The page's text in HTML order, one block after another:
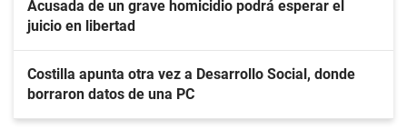
Acusada de un grave homicidio podrá esperar el
juicio en libertad
Costilla apunta otra vez a Desarrollo Social, donde
borraron datos de una PC